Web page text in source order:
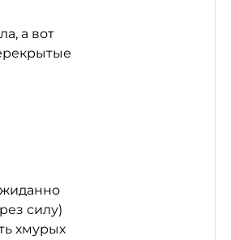
а вот
силу)
хмурых